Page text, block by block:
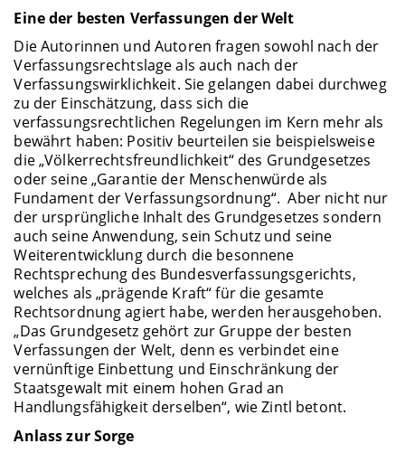
Eine der besten Verfassungen der Welt
Die Autorinnen und Autoren fragen sowohl nach der
Verfassungsrechtslage als auch nach der
Verfassungswirklichkeit. Sie gelangen dabei durchweg
zu der Einschätzung, dass sich die
verfassungsrechtlichen Regelungen im Kern mehr als
bewährt haben: Positiv beurteilen sie beispielsweise
die „Völkerrechtsfreundlichkeit“ des Grundgesetzes
oder seine „Garantie der Menschenwürde als
Fundament der Verfassungsordnung“. Aber nicht nur
der ursprüngliche Inhalt des Grundgesetzes sondern
auch seine Anwendung, sein Schutz und seine
Weiterentwicklung durch die besonnene
Rechtsprechung des Bundesverfassungsgerichts,
welches als „prägende Kraft“ für die gesamte
Rechtsordnung agiert habe, werden herausgehoben.
„Das Grundgesetz gehört zur Gruppe der besten
Verfassungen der Welt, denn es verbindet eine
vernünftige Einbettung und Einschränkung der
Staatsgewalt mit einem hohen Grad an
Handlungsfähigkeit derselben“, wie Zintl betont.
Anlass zur Sorge